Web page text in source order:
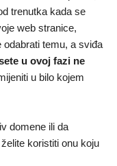
trenutka kada se
web stranice,
odabrati temu, a sviđa
u ovoj fazi ne
u bilo kojem
domene ili da
koristiti onu koju